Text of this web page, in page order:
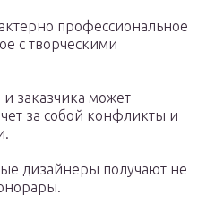
профессиональное
с творческими
заказчика может
за собой конфликты и
дизайнеры получают не